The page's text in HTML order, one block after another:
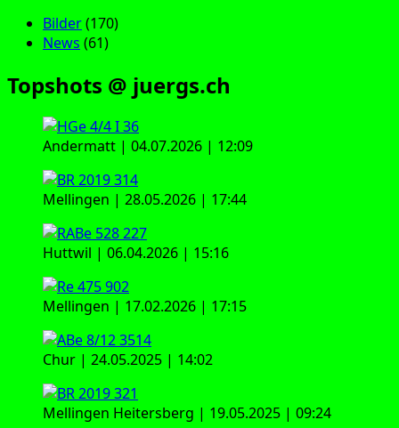
Bilder(170)
News (61)
Topshots @ juergs.ch
Andermatt | 04.07.2026 | 12:09
Mellingen | 28.05.2026 | 17:44
Huttwil | 06.04.2026 | 15:16
Mellingen | 17.02.2026 | 17:15
Chur | 24.05.2025 | 14:02
Mellingen Heitersberg | 19.05.2025 | 09:24